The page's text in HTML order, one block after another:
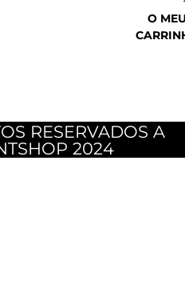
O
RESERVADOS A
2024